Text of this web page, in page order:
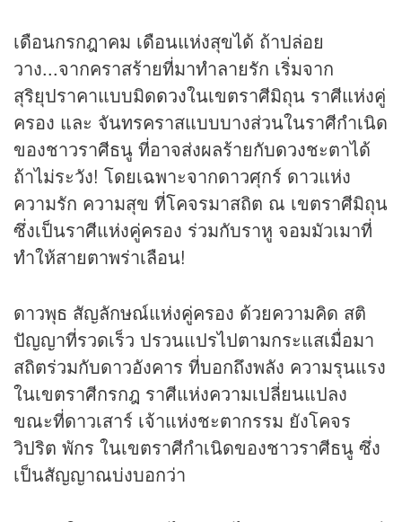
เดือนกรกฎาคม เดือนแห่งสุขได้ ถ้าปล่อย
วาง...จากคราสร้ายที่มาทำลายรัก เริ่มจาก
สุริยุปราคาแบบมิดดวงในเขตราศีมิถุน ราศีแห่งคู่
ครอง และ จันทรคราสแบบบางส่วนในราศีกำเนิด
ของชาวราศีธนู ที่อาจส่งผลร้ายกับดวงชะตาได้
ถ้าไม่ระวัง! โดยเฉพาะจากดาวศุกร์ ดาวแห่ง
ความรัก ความสุข ที่โคจรมาสถิต ณ เขตราศีมิถุน
ซึ่งเป็นราศีแห่งคู่ครอง ร่วมกับราหู จอมมัวเมาที่
ทำให้สายตาพร่าเลือน!
ดาวพุธ สัญลักษณ์แห่งคู่ครอง ด้วยความคิด สติ
ปัญญาที่รวดเร็ว ปรวนแปรไปตามกระแสเมื่อมา
สถิตร่วมกับดาวอังคาร ที่บอกถึงพลัง ความรุนแรง
ในเขตราศีกรกฎ ราศีแห่งความเปลี่ยนแปลง
ขณะที่ดาวเสาร์ เจ้าแห่งชะตากรรม ยังโคจร
วิปริต พักร ในเขตราศีกำเนิดของชาวราศีธนู ซึ่ง
เป็นสัญญาณบ่งบอกว่า